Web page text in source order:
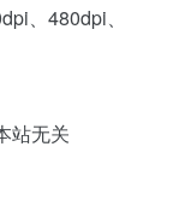
、480dpi、
站无关